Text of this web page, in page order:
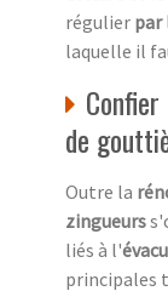
régulier par
laquelle il
de
Outre la
zingueurs
liés à l'
principales